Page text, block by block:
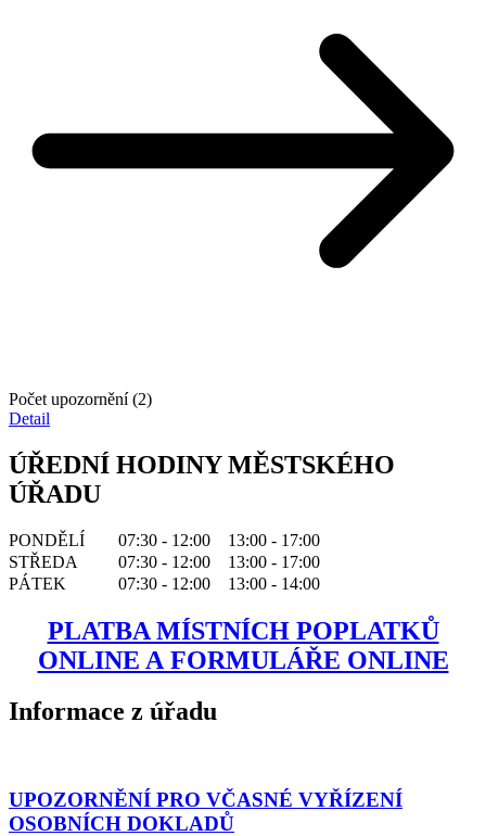
Počet upozornění (2)
Detail
ÚŘEDNÍ HODINY MĚSTSKÉHO
ÚŘADU
PONDĚLÍ 07:30 - 12:00
13:00 - 17:00
STŘEDA
07:30 - 12:00
13:00 - 17:00
PÁTEK
07:30 - 12:00 13:00 - 14:00
PLATBA MÍSTNÍCH POPLATKŮ
ONLINE A FORMULÁŘE ONLINE
Informace z úřadu
UPOZORNĚNÍ PRO VČASNÉ VYŘÍZENÍ
OSOBNÍCH DOKLADŮ